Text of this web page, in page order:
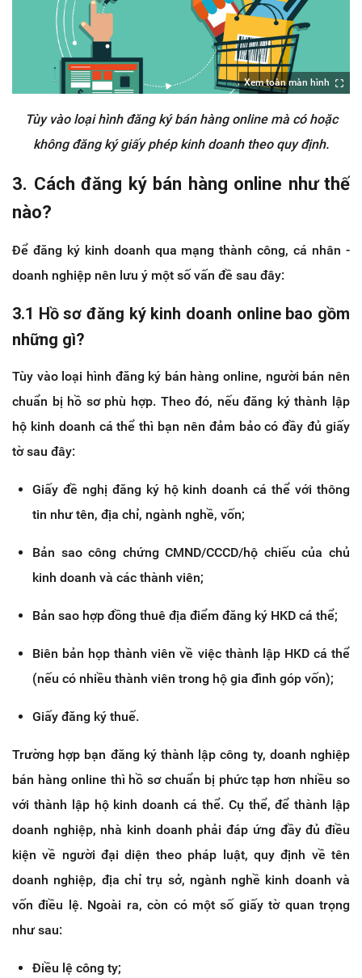
Xem toàn màn hình
Tùy vào loại hình đăng ký bán hàng online mà có hoặc
không đăng ký giấy phép kinh doanh theo quy định.
3. Cách đăng ký bán hàng online như thế
nào?
Để đăng ký kinh doanh qua mạng thành công, cá nhân -
doanh nghiệp nên lưu ý một số vấn đề sau đây:
3.1 Hồ sơ đăng ký kinh doanh online bao gồm
những gì?
Tùy vào loại hình đăng ký bán hàng online, người bán nên
chuẩn bị hồ sơ phù hợp. Theo đó, nếu đăng ký thành lập
hộ kinh doanh cá thể thì bạn nên đảm bảo có đầy đủ giấy
tờ sau đây:
Giấy đề nghị đăng ký hộ kinh doanh cá thể với thông
tin như tên, địa chỉ, ngành nghề, vốn;
Bản sao công chứng CMND/CCCD/hộ chiếu của chủ
kinh doanh và các thành viên;
Bản sao hợp đồng thuê địa điểm đăng ký HKD cá thể;
Biên bản họp thành viên về việc thành lập HKD cá thể
(nếu có nhiều thành viên trong hộ gia đình góp vốn);
Giấy đăng ký thuế.
Trường hợp bạn đăng ký thành lập công ty, doanh nghiệp
bán hàng online thì hồ sơ chuẩn bị phức tạp hơn nhiều so
với thành lập hộ kinh doanh cá thể. Cụ thể, để thành lập
doanh nghiệp, nhà kinh doanh phải đáp ứng đầy đủ điều
kiện về người đại diện theo pháp luật, quy định về tên
doanh nghiệp, địa chỉ trụ sở, ngành nghề kinh doanh và
vốn điều lệ. Ngoài ra, còn có một số giấy tờ quan trọng
như sau:
Điều lệ công ty;